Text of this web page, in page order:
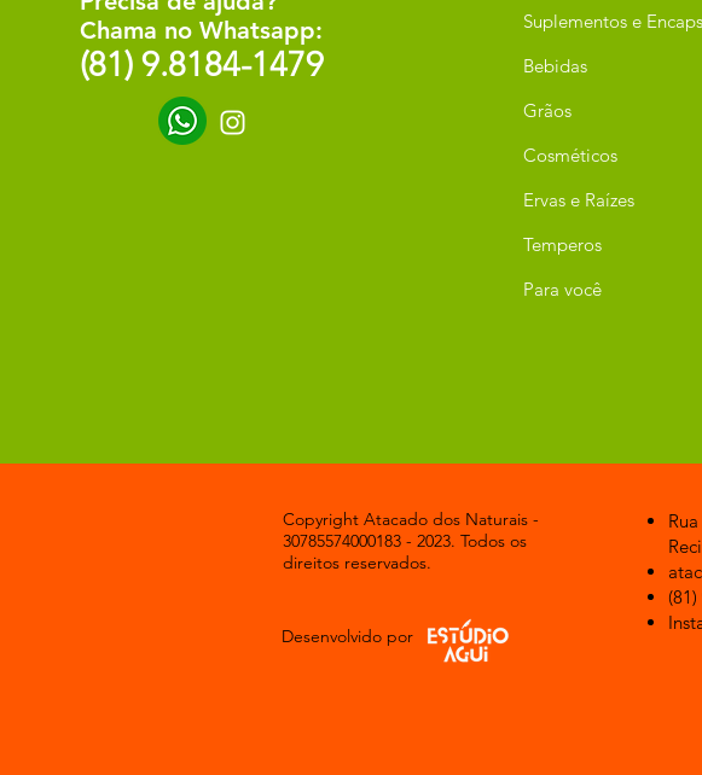
Chama no Whatsapp:
(81) 9.8184-1479
Suplementos e
Bebidas
Grãos
Cosméticos
Ervas e Raízes
Temperos
Para você
Copyright Atacado dos Naturais -
30785574000183 - 2023. Todos os
direitos reservados.
Desenvolvido por